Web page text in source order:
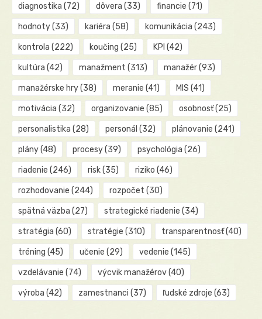
diagnostika (72) dôvera (33) financie (71)
hodnoty(33) kariéra (58) komunikácia (243)
kontrola (222) koučing (25) KPI (42)
kultúra (42) manažment (313) manažér(93)
manažérske hry(38) meranie (41) MIS (41)
motivácia (32) organizovanie (85) osobnosť(25)
personalistika (28) personál (32) plánovanie (241)
plány(48) procesy(39) psychológia (26)
riadenie (246) risk(35) riziko (46)
rozhodovanie (244) rozpočet (30)
spätná väzba (27) strategické riadenie (34)
stratégia (60) stratégie (310) transparentnosť(40)
tréning (45) učenie (29) vedenie (145)
vzdelávanie (74) výcvik manažérov(40)
výroba (42) zamestnanci (37) ľudské zdroje (63)